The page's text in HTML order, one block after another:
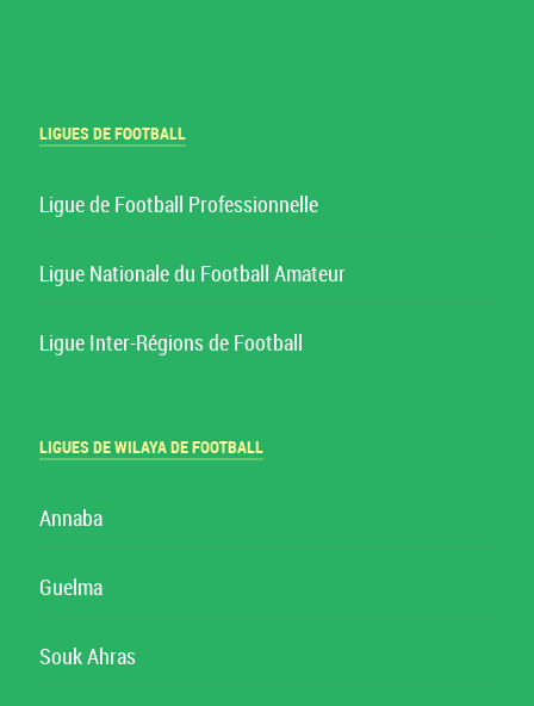
LIGUES DE FOOTBALL
Ligue de Football Professionnelle
Ligue Nationale du Football Amateur
Ligue Inter-Régions de Football
LIGUES DE WILAYA DE FOOTBALL
Annaba
Guelma
Souk Ahras